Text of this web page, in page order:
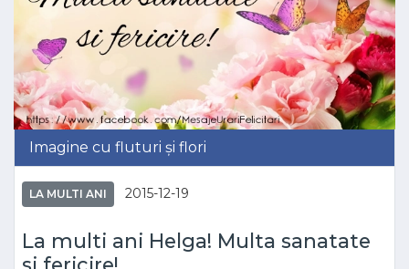
Imagine cu fluturi și flori
LA MULTI ANI 2015-12-19
La multi ani Helga! Multa sanatate